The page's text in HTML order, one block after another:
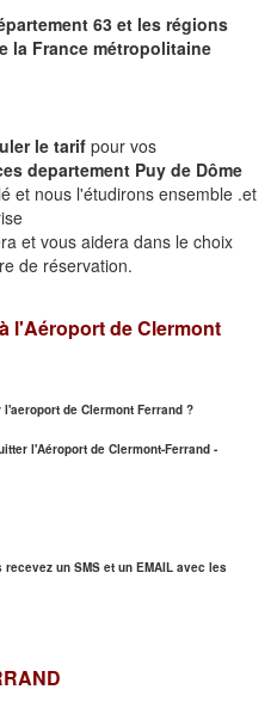
63 et les régions
la France métropolitaine
le tarif pour vos
departement Puy de Dôme
et nous l'étudirons ensemble .et
et vous aidera dans le choix
de réservation.
l'Aéroport de Clermont
de Clermont Ferrand ?
l'Aéroport de Clermont-Ferrand -
recevez un SMS et un EMAIL avec les